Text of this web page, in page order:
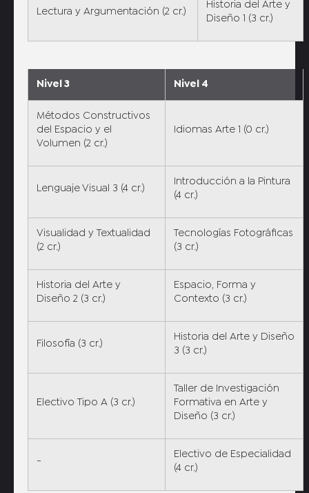
Lectura y Argumentación (2 cr.)
Historia del Arte y
Diseño 1 (3 cr.)
Nivel 3 Nivel 4
Métodos Constructivos
del Espacio y el
Volumen (2 cr.)
Idiomas Arte 1 (0 cr.)
Lenguaje Visual 3 (4 cr.)
Introducción a la Pintura
(4 cr.)
Visualidad y Textualidad
(2 cr.)
Tecnologías Fotográficas
(3 cr.)
Historia del Arte y
Diseño 2 (3 cr.)
Espacio, Forma y
Contexto (3 cr.)
Filosofía (3 cr.)
Historia del Arte y Diseño
3 (3 cr.)
Electivo Tipo A (3 cr.)
Taller de Investigación
Formativa en Arte y
Diseño (3 cr.)
-
Electivo de Especialidad
(4 cr.)